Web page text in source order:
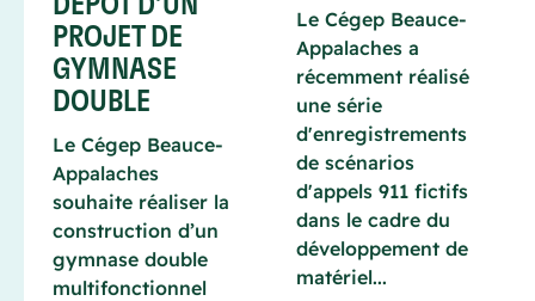
PROJET DE
GYMNASE
DOUBLE
Le Cégep Beauce-
Appalaches
souhaite réaliser la
construction d’un
gymnase double
multifonctionnel
Le Cégep Beauce-
Appalaches a
récemment réalisé
une série
d'enregistrements
de scénarios
d'appels 911 fictifs
dans le cadre du
développement de
matériel...